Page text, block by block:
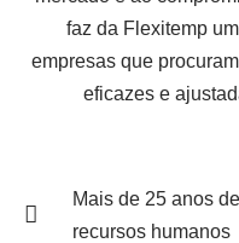
faz da Flexitemp
empresas que
eficazes e
Mais de 25 anos
recursos humanos